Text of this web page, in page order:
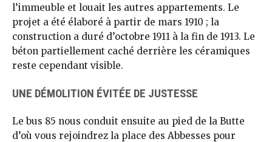
l’immeuble et louait les autres appartements. Le
projet a été élaboré à partir de mars 1910 ; la
construction a duré d’octobre 1911 à la fin de 1913. Le
béton partiellement caché derrière les céramiques
reste cependant visible.
UNE DÉMOLITION ÉVITÉE DE JUSTESSE
Le bus 85 nous conduit ensuite au pied de la Butte
d’où vous rejoindrez la place des Abbesses pour